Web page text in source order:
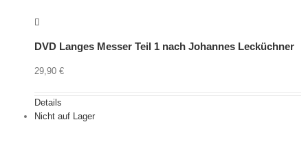
DVD Langes Messer Teil 1 nach Johannes Lecküchner
29,90 €
Details
Nicht auf Lager